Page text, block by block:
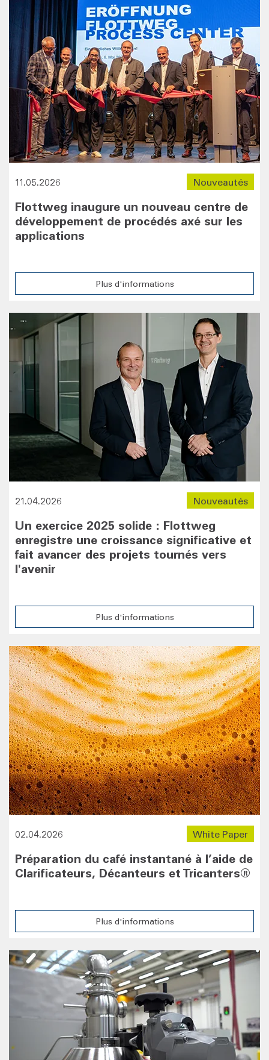
Nouveautés
11.05.2026
Flottweg inaugure un nouveau centre de
développement de procédés axé sur les
applications
Plus d'informations
Nouveautés
21.04.2026
Un exercice 2025 solide : Flottweg
enregistre une croissance significative et
fait avancer des projets tournés vers
l'avenir
Plus d'informations
White Paper
02.04.2026
Préparation du café instantané à l’aide de
Clarificateurs, Décanteurs et Tricanters®
Plus d'informations